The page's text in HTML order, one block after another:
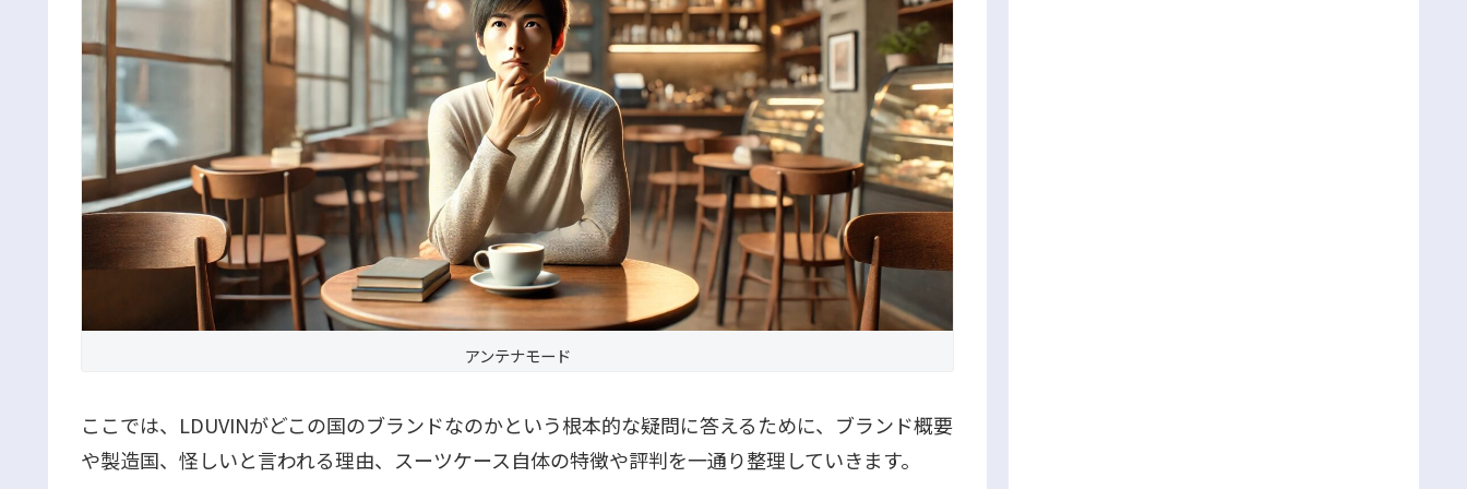
アンテナモード
ここでは、LDUVINがどこの国のブランドなのかという根本的な疑問に答えるために、ブランド概要
や製造国、怪しいと言われる理由、スーツケース自体の特徴や評判を一通り整理していきます。